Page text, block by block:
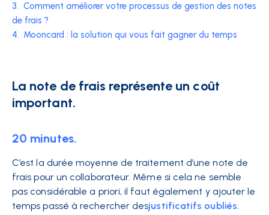
3. Comment améliorer votre processus de gestion des notes
de frais ?
4. Mooncard : la solution qui vous fait gagner du temps
La note de frais représente un coût
important.
20 minutes.
C’est la durée moyenne de traitement d’une note de
frais pour un collaborateur. Même si cela ne semble
pas considérable a priori, il faut également y ajouter le
temps passé à rechercher desjustificatifs oubliés.